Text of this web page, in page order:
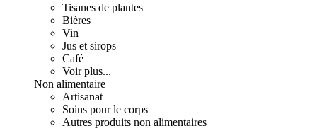
Tisanes de plantes
Bières
Vin
Jus et sirops
Café
Voir plus...
Non alimentaire
Artisanat
Soins pour le corps
Autres produits non alimentaires